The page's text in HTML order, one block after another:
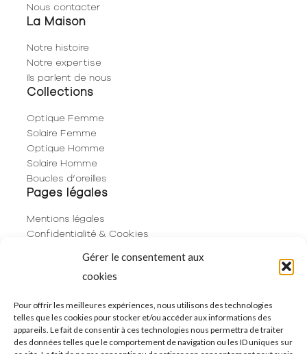
Gérer le consentement aux
cookies
Pour offrir les meilleures expériences, nous utilisons des technologies
telles que les cookies pour stocker et/ou accéder aux informations des
appareils. Le fait de consentir à ces technologies nous permettra de traiter
des données telles que le comportement de navigation ou les ID uniques sur
Nous contacter
La Maison
Notre histoire
Notre expertise
Ils parlent de nous
Collections
Optique Femme
Solaire Femme
Optique Homme
Solaire Homme
Boucles d’oreilles
Pages légales
Mentions légales
Confidentialité & Cookies
Politique de cookies (UE)
06 29 53 66 63
01 83 96 73 68
250 Rue de Rivoli
75001 Paris